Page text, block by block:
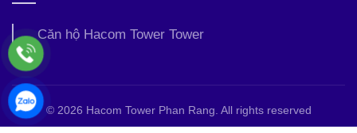
Căn hộ Hacom Tower Tower
© 2026 Hacom Tower Phan Rang . All rights reserved